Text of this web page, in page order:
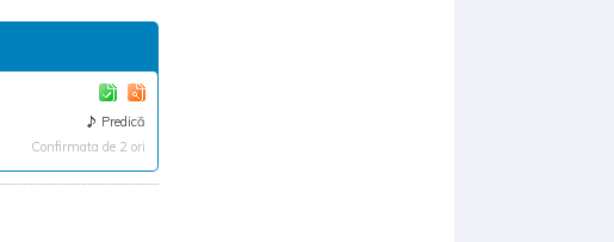
Predică
Confirmata de 2 ori